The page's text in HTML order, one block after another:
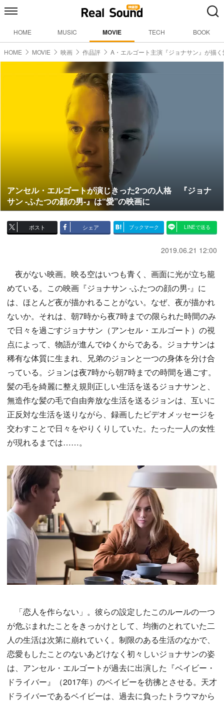
HOME MUSIC MOVIE TECH BOOK
HOME MOVIE 映画 作品評 A・エルゴート主演『ジョナサン』が描く
アンセル・エルゴートが演じきった2つの人格 『ジョナ
サン -ふたつの顔の男-』は“愛”の映画に
ポスト シェア ブックマーク LINEで送る
2019.06.21 12:00
夜がない映画。映る空はいつも青く、画面に光が立ち籠
めている。この映画『ジョナサン -ふたつの顔の男-』に
は、ほとんど夜が描かれることがない。なぜ、夜が描かれ
ないか。それは、朝7時から夜7時までの限られた時間のみ
で日々を過ごすジョナサン（アンセル・エルゴート）の視
点によって、物語が進んでゆくからである。ジョナサンは
稀有な体質に生まれ、兄弟のジョンと一つの身体を分け合
っている。ジョンは夜7時から朝7時までの時間を過ごす。
髪の毛を綺麗に整え規則正しい生活を送るジョナサンと、
無造作な髪の毛で自由奔放な生活を送るジョンは、互いに
正反対な生活を送りながら、録画したビデオメッセージを
交わすことで日々をやりくりしていた。たった一人の女性
が現れるまでは……。
「恋人を作らない」。彼らの設定したこのルールの一つ
が危ぶまれたことをきっかけとして、均衡のとれていた二
人の生活は次第に崩れていく。制限のある生活のなかで、
恋愛もしたことのないあどけなく初々しいジョナサンの姿
は、アンセル・エルゴートが過去に出演した『ベイビー・
ドライバー』（2017年）のベイビーを彷彿とさせる。天才
ドライバーであるベイビーは、過去に負ったトラウマから